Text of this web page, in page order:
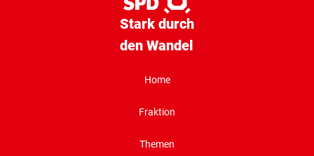
Stark durch
den Wandel
Home
Fraktion
Themen